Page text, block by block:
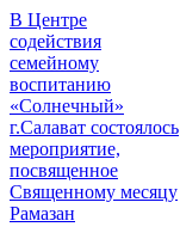
В Центре
содействия
семейному
воспитанию
«Солнечный»
г.Салават состоялось
мероприятие,
посвященное
Священному месяцу
Рамазан